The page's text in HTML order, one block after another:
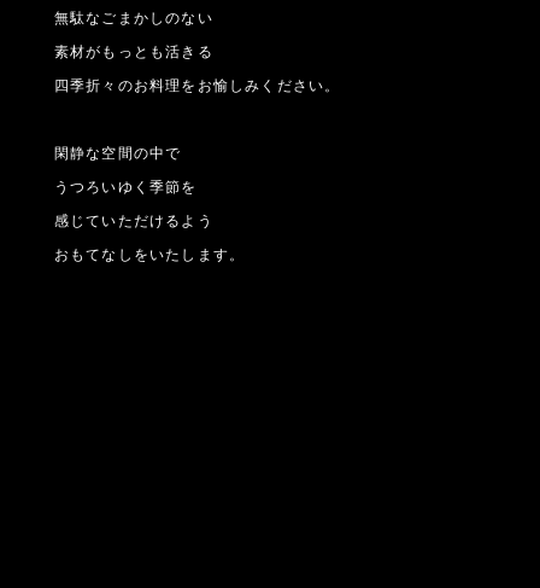
無駄なごまかしのない
素材がもっとも活きる
四季折々のお料理をお愉しみください。
閑静な空間の中で
うつろいゆく季節を
感じていただけるよう
おもてなしをいたします。